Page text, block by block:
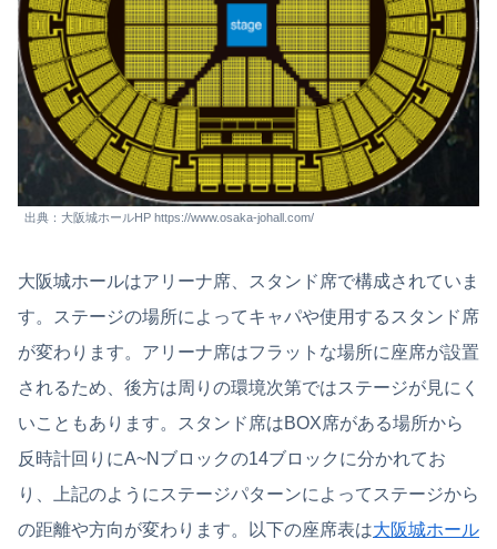
出典：大阪城ホールHP https://www.osaka-johall.com/
大阪城ホールはアリーナ席、スタンド席で構成されていま
す。ステージの場所によってキャパや使用するスタンド席
が変わります。アリーナ席はフラットな場所に座席が設置
されるため、後方は周りの環境次第ではステージが見にく
いこともあります。スタンド席はBOX席がある場所から
反時計回りにA~Nブロックの14ブロックに分かれてお
り、上記のようにステージパターンによってステージから
の距離や方向が変わります。以下の座席表は大阪城ホール